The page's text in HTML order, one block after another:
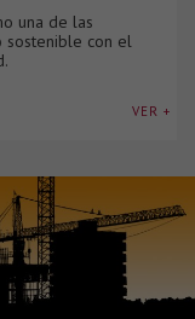
una de las
sostenible con el
VER +